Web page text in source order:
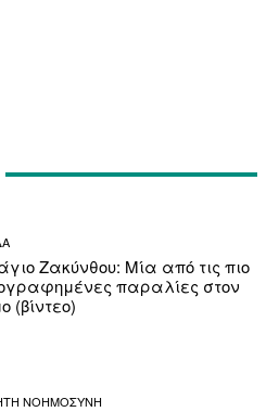
Ζακύνθου: Μία από τις πιο
παραλίες στον
(βίντεο)
ΝΟΗΜΟΣΥΝΗ